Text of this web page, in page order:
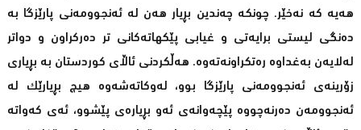
هەیە كە نەخێر. چونكە چەندین بڕیار هەن لە ئەنجوومەنی پارێزگا بە
دەنگی لیستی برایەتی و غیابی پێكهاتەكانی تر دەركراون و دواتر
لەلایەن بەغداوە رەتكراونەتەوە. هەڵكردنی ئاڵای كوردستان بە بڕیاری
زۆرینەی ئەنجوومەنی پارێزگا بوو، لەوكاتەشەوە هیچ بڕیارێك لە
ئەنجوومەن دەرنەچووە پێچەوانەی ئەو بڕیارەی پێشوو، ئەی كەواتە